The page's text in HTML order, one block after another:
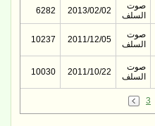
صوت
السلف
2013/02/02
6282
صوت
السلف
2011/12/05
10237
صوت
السلف
2011/10/22
10030
3